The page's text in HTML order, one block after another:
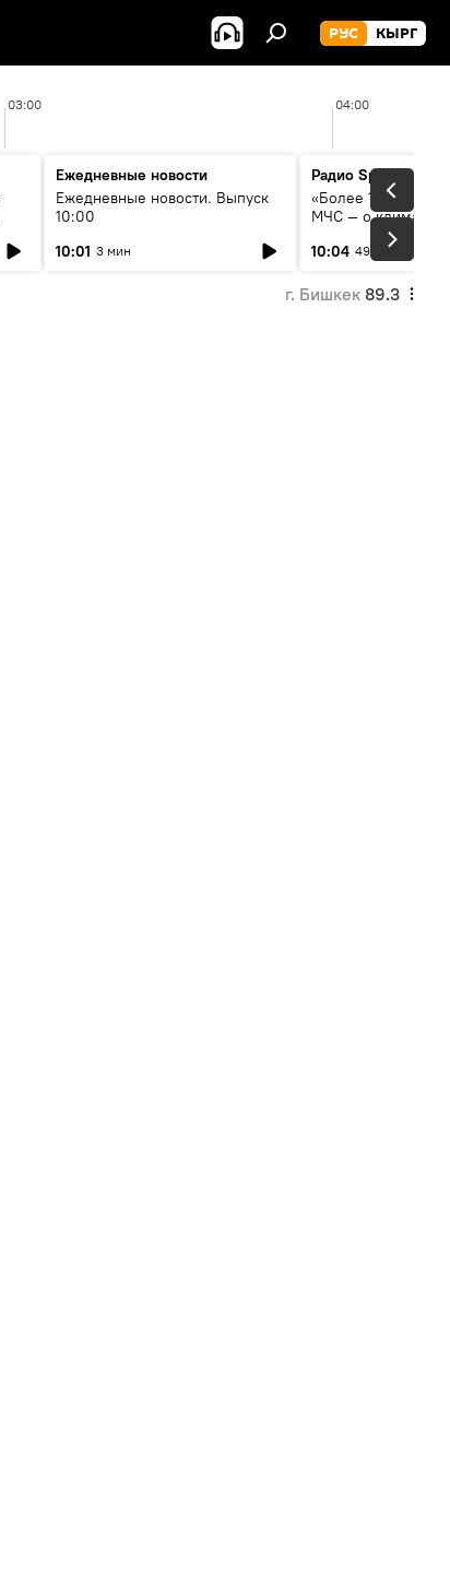
РУС КЫРГ
03:00 04:00
Ежедневные новости
Ежедневные новости. Выпуск
10:00
10:01 3 мин
Радио Sputnik
«Более 1200 сёл в
МЧС — о климате,
системе
населения
10:04 49 мин
г. Бишкек 89.3